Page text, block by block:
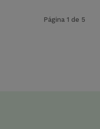
Página 1 de 5